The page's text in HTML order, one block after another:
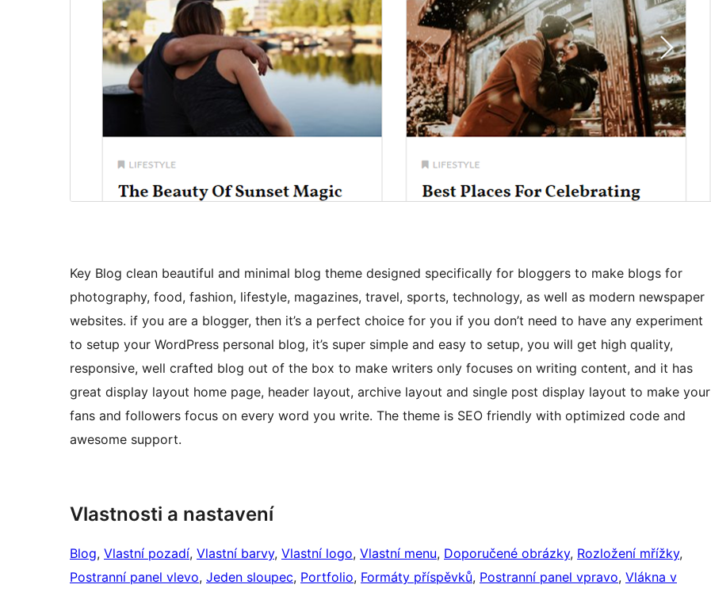
Key Blog clean beautiful and minimal blog theme designed specifically for bloggers to make blogs for
photography, food, fashion, lifestyle, magazines, travel, sports, technology, as well as modern newspaper
websites. if you are a blogger, then it’s a perfect choice for you if you don’t need to have any experiment
to setup your WordPress personal blog, it’s super simple and easy to setup, you will get high quality,
responsive, well crafted blog out of the box to make writers only focuses on writing content, and it has
great display layout home page, header layout, archive layout and single post display layout to make your
fans and followers focus on every word you write. The theme is SEO friendly with optimized code and
awesome support.
Vlastnosti a nastavení
Blog, Vlastní pozadí, Vlastní barvy, Vlastní logo, Vlastní menu, Doporučené obrázky, Rozložení mřížky
Postranní panel vlevo, Jeden sloupec, Portfolio, Formáty příspěvků, Postranní panel vpravo, Vlákna v